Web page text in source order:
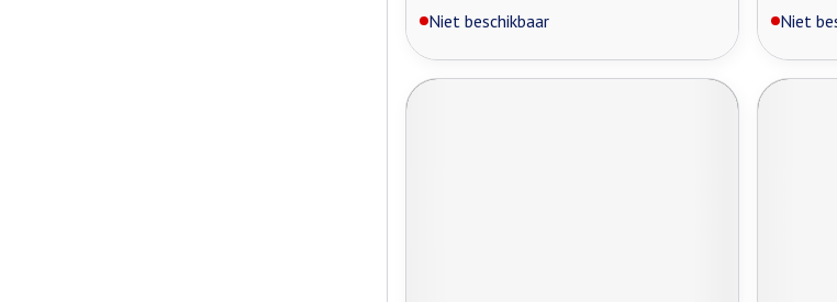
Niet beschikbaar Niet